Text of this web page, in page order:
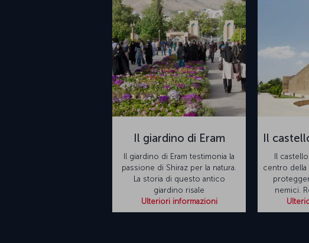
Il giardino di Eram
Il giardino di Eram testimonia la
passione di Shiraz per la natura.
La storia di questo antico
giardino risale
Ulteriori informazioni
Il
Il
centro
nemici.